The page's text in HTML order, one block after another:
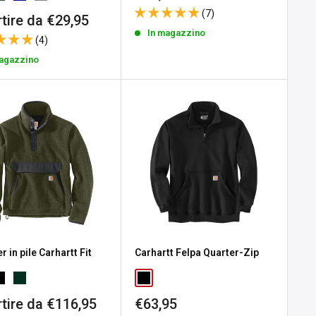
da €29,95
(4)
scontato
(7)
In magazzino
in pile Carhartt Fit
da €116,95
Carhartt Felpa Quarter-Zip
Prezzo
€63,95